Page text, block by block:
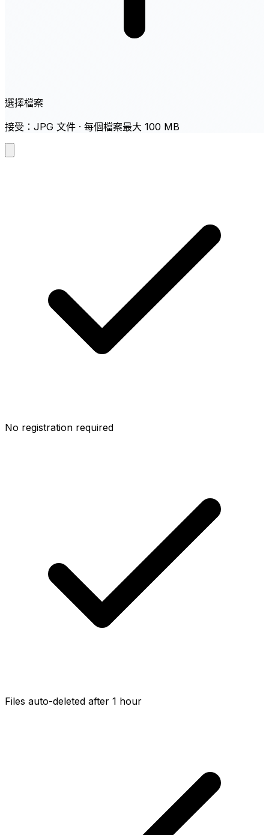
選擇檔案
接受：JPG 文件 · 每個檔案最大 100 MB
No registration required
Files auto-deleted after 1 hour